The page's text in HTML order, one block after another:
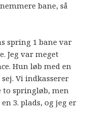
bane, så
spring 1 bane var
Jeg var meget
Hun løb med en
Vi indkasserer
springløb, men
3. plads, og jeg er